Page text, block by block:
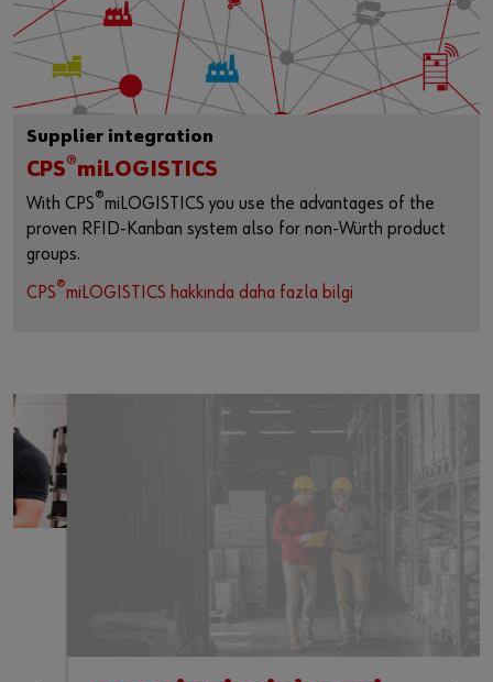
Supplier integration
CPS®miLOGISTICS
With CPS®miLOGISTICS you use the advantages of the
proven RFID-Kanban system also for non-Würth product
groups.
CPS®miLOGISTICS hakkında daha fazla bilgi